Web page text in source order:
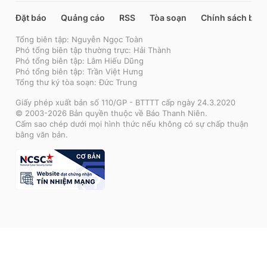
Đặt báo Quảng cáo RSS Tòa soạn Chính sách bảo
Tổng biên tập: Nguyễn Ngọc Toàn
Phó tổng biên tập thường trực: Hải Thành
Phó tổng biên tập: Lâm Hiếu Dũng
Phó tổng biên tập: Trần Việt Hưng
Tổng thư ký tòa soạn: Đức Trung
Giấy phép xuất bản số 110/GP - BTTTT cấp ngày 24.3.2020
© 2003-2026 Bản quyền thuộc về Báo Thanh Niên.
Cấm sao chép dưới mọi hình thức nếu không có sự chấp thuận
bằng văn bản.